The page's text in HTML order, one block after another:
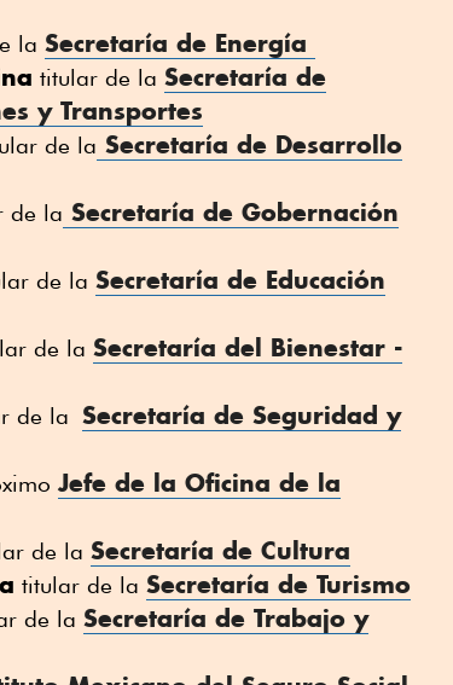
la Secretaría de Energía
titular de la Secretaría de
y Transportes
de la Secretaría de Desarrollo
de la Secretaría de Gobernación
de la Secretaría de Educación
de la Secretaría del Bienestar -
de la Secretaría de Seguridad y
Jefe de la Oficina de la
de la Secretaría de Cultura
titular de la Secretaría de Turismo
de la Secretaría de Trabajo y